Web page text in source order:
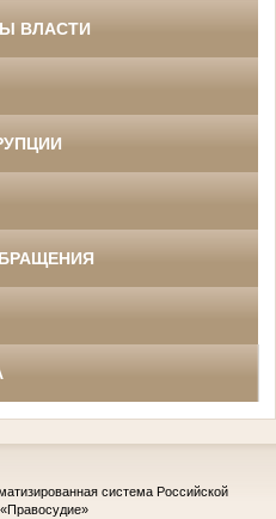
ВЛАСТИ
система Российской